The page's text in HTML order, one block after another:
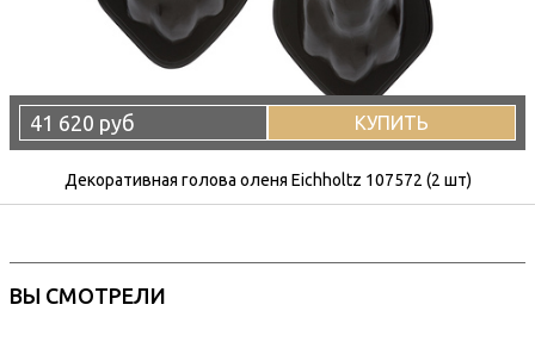
41 620 руб КУПИТЬ
Декоративная голова оленя Eichholtz 107572 (2 шт)
ВЫ СМОТРЕЛИ